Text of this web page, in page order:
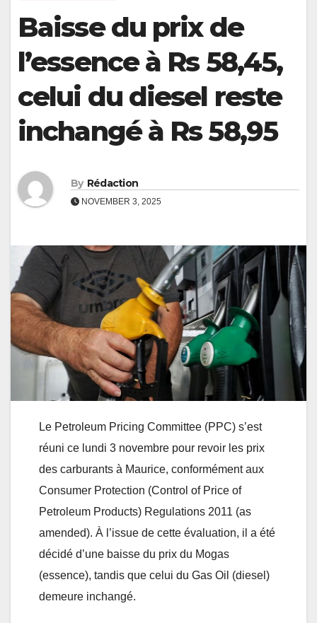
Baisse du prix de
l’essence à Rs 58,45,
celui du diesel reste
inchangé à Rs 58,95
By Rédaction
NOVEMBER 3, 2025
Le Petroleum Pricing Committee (PPC) s’est
réuni ce lundi 3 novembre pour revoir les prix
des carburants à Maurice, conformément aux
Consumer Protection (Control of Price of
Petroleum Products) Regulations 2011 (as
amended). À l’issue de cette évaluation, il a été
décidé d’une baisse du prix du Mogas
(essence), tandis que celui du Gas Oil (diesel)
demeure inchangé.